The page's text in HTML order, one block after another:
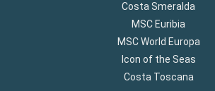
Costa Smeralda
MSC Euribia
MSC World Europa
Icon of the Seas
Costa Toscana